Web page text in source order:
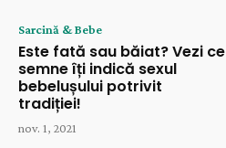
Sarcină & Bebe
Este fată sau băiat? Vezi ce
semne îți indică sexul
bebelușului potrivit
tradiției!
nov. 1, 2021